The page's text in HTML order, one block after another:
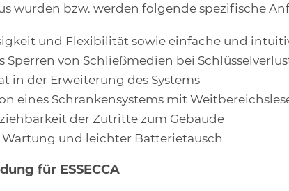
wurden bzw. werden folgende spezifische
und Flexibilität sowie einfache und
Sperren von Schließmedien bei
in der Erweiterung des Systems
eines Schrankensystems mit
der Zutritte zum Gebäude
Wartung und leichter Batterietausch
für ESSECCA